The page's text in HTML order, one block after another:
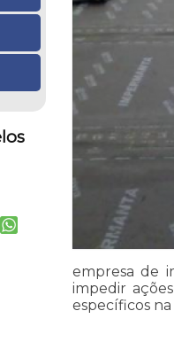
empresa de
impedir
específicos